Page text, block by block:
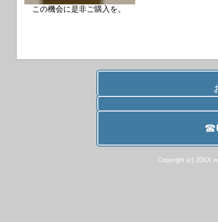
この機会に是非ご購入を。
☎
Copyright (c) 20XX